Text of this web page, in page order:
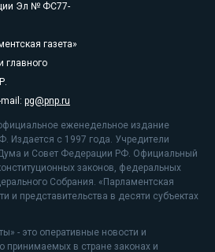
Эл № ФС77-
газета»
главного
pg@pnp.ru
еженедельное издание
Издается с 1997 года. Учредители
Дума и Совет Федерации РФ. Официальный
законов, федеральных
Собрания. «Парламентская
и представительства в десяти субъектах
- это оперативные новости и
принимаемых в стране законах и